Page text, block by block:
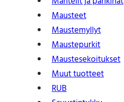
Mausteet
Maustemyllyt
Maustepurkit
Mauste­sekoitukset
Muut tuotteet
RUB